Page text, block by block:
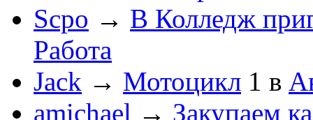
Scpo → В Колледж
Работа
Jack → Мотоцикл 1 в
amichael → Закупаем